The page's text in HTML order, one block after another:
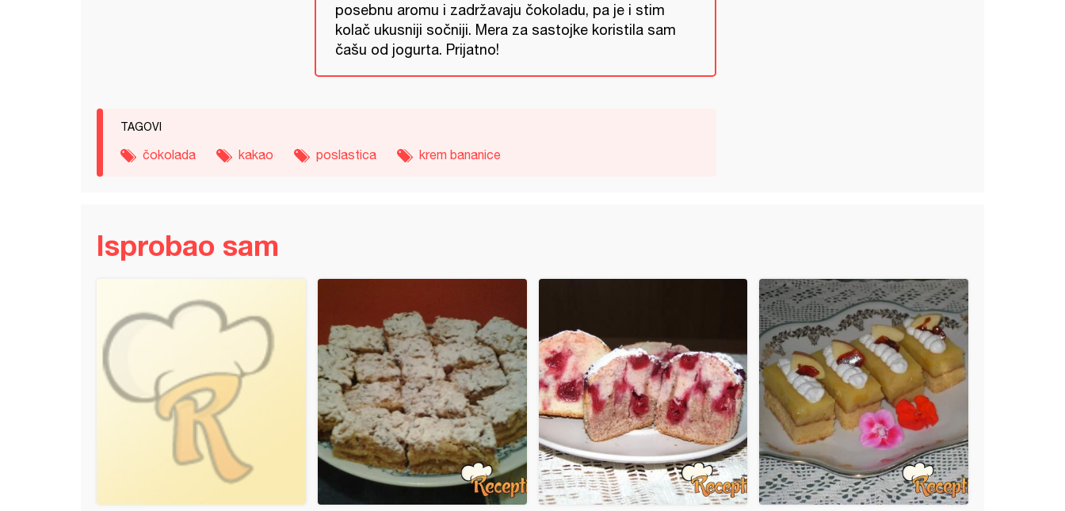
posebnu aromu i zadržavaju čokoladu, pa je i stim
kolač ukusniji sočniji. Mera za sastojke koristila sam
čašu od jogurta. Prijatno!
TAGOVI
čokolada kakao poslastica krem bananice
Isprobao sam